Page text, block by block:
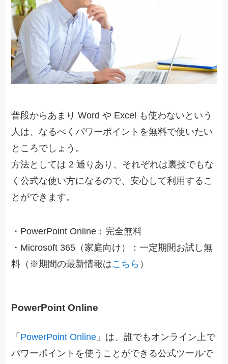
普段からあまり Word や Excel も使わないという
人は、なるべくパワーポイントを無料で使いたい
ところでしょう。
方法としては 2 通りあり、それぞれは裏技でもな
く公式な使い方になるので、安心して利用するこ
とができます。
・ PowerPoint Online ：完全無料
・ Microsoft 365（家庭向け）
：一定期間お試し無
料（※期間の最新情報はこちら ）
PowerPoint Online
「 PowerPoint Online 」は、誰でもオンライン上で
パワーポイントを使うことができる公式ツールで